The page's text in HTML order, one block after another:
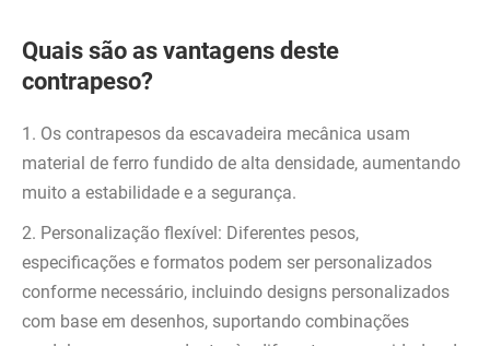
Quais são as vantagens deste
contrapeso?
1. Os contrapesos da escavadeira mecânica usam
material de ferro fundido de alta densidade, aumentando
muito a estabilidade e a segurança.
2. Personalização flexível: Diferentes pesos,
especificações e formatos podem ser personalizados
conforme necessário, incluindo designs personalizados
com base em desenhos, suportando combinações